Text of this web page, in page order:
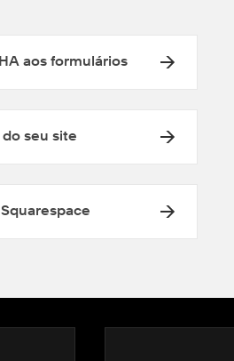
aos formulários
seu site